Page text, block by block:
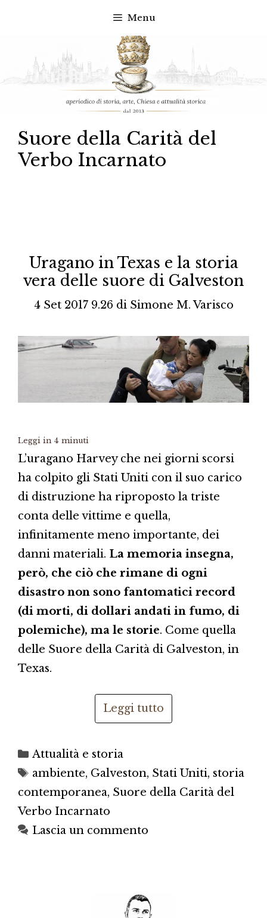
contenuto
Menu
Suore della Carità del
Verbo Incarnato
Uragano in Texas e la storia
vera delle suore di Galveston
4 Set 2017 9.26 di Simone M. Varisco
Leggi in 4 minuti
L’uragano Harvey che nei giorni scorsi
ha colpito gli Stati Uniti con il suo carico
di distruzione ha riproposto la triste
conta delle vittime e quella,
infinitamente meno importante, dei
danni materiali. La memoria insegna,
però, che ciò che rimane di ogni
disastro non sono fantomatici record
(di morti, di dollari andati in fumo, di
polemiche), ma le storie. Come quella
delle Suore della Carità di Galveston, in
Texas.
Leggi tutto
Categorie
Attualità e storia
Tag
ambiente, Galveston, Stati Uniti, storia
contemporanea, Suore della Carità del
Verbo Incarnato
Lascia un commento